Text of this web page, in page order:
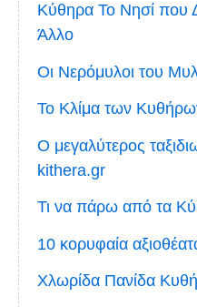
Κύθηρα Το Νησί που
Άλλο
Οι Νερόμυλοι του
Το Κλίμα των
Ο μεγαλύτερος
kithera.gr
Τι να πάρω από τα
10 κορυφαία
Χλωρίδα Πανίδα